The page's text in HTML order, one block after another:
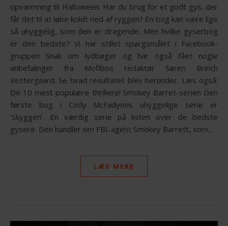
opvarmning til Halloween. Har du brug for et godt gys, der
får det til at løbe koldt ned af ryggen? En bog kan være lige
så uhyggelig, som den er dragende. Men hvilke gyserbog
er den bedste? Vi har stillet spørgsmålet i Facebook-
gruppen Snak om lydbøger og har også fået nogle
anbefalinger fra Mofibos redaktør Søren Brinch
Vestergaard. Se hvad resultatet blev herunder. Læs også:
De 10 mest populære thrillere! Smokey Barret-serien Den
første bog i Cody McFadyens uhyggelige serie er
‘Skyggen‘. En værdig serie på listen over de bedste
gysere. Den handler om FBI-agent Smokey Barrett, som…
LÆS MERE